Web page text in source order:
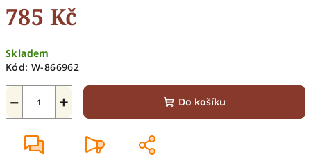
785 Kč
cena:
Skladem
Kód: W-866962
+
− Do košíku